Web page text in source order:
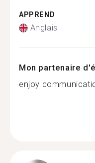
APPREND
Anglais
Mon partenaire
enjoy